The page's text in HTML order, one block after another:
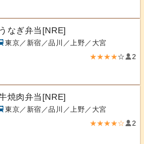
なぎ弁当[NRE]
東京／新宿／品川／上野／大宮
★★★★☆ 2
焼肉弁当[NRE]
東京／新宿／品川／上野／大宮
★★★★☆ 2